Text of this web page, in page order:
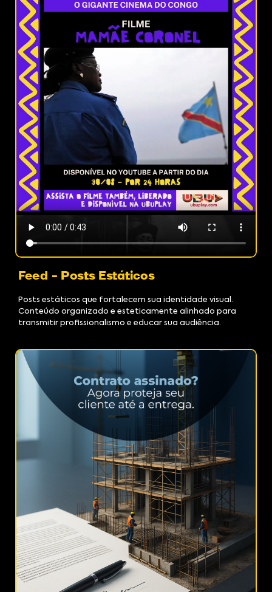
Feed - Posts Estáticos
Posts estáticos que fortalecem sua identidade visual.
Conteúdo organizado e esteticamente alinhado para
transmitir profissionalismo e educar sua audiência.